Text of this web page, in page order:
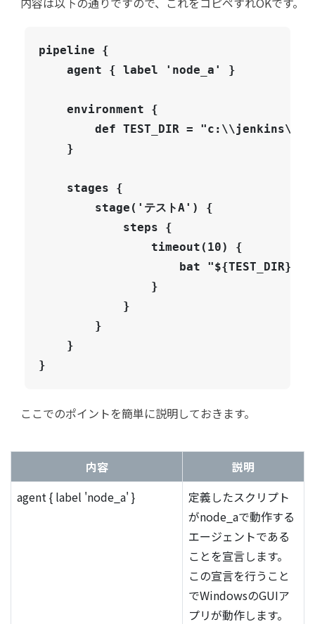
pipeline {
    agent { label 'node_a' }
    environment {
def TEST_DIR =
    }
    stages {
        stage('テストA') {
            steps {
                timeout(10) {
bat
                }
            }
        }
    }
}
ここでのポイントを簡単に説明しておきます。
内容
説明
agent { label 'node_a' }
定義したスクリプト
がnode_aで動作する
エージェントである
ことを宣言します。
この宣言を行うこと
でWindowsのGUIア
プリが動作します。